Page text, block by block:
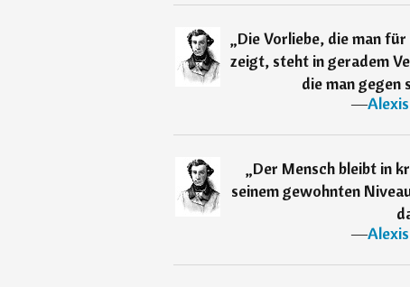
„Die Vorliebe, die man
zeigt, steht in geradem
die man gegen
―
„Der Mensch bleibt in
seinem gewohnten
―